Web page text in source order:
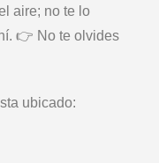
aire; no te lo
👉 No te olvides
ubicado: